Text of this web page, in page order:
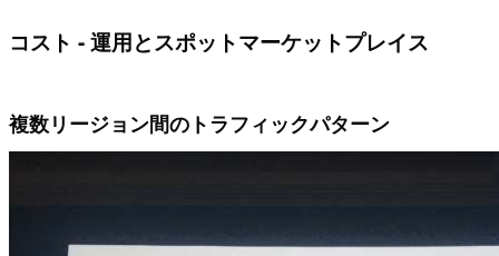
コスト - 運用とスポットマーケットプレイス
複数リージョン間のトラフィックパターン